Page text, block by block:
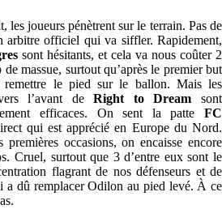
les joueurs pénètrent sur le terrain. Pas de
arbitre officiel qui va siffler. Rapidement,
sont hésitants, et cela va nous coûter 2
massue, surtout qu’après le premier but
remettre le pied sur le ballon. Mais les
l’avant deRight to Dream sont
efficaces. On sent la patte FC
qui est apprécié en Europe du Nord.
occasions, on encaisse encore
Cruel, surtout que 3 d’entre eux sont le
flagrant de nos défenseurs et de
a dû remplacer Odilon au pied levé. À ce